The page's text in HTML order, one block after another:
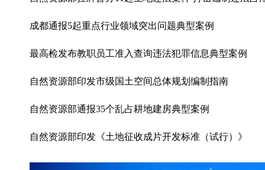
成都通报5起重点行业领域突出问题典型案例
最高检发布教职员工准入查询违法犯罪信息典型案例
自然资源部印发市级国土空间总体规划编制指南
自然资源部通报35个乱占耕地建房典型案例
自然资源部印发《土地征收成片开发标准（试行）》